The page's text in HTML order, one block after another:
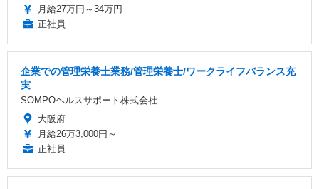
月給27万円～34万円
正社員
企業での管理栄養士業務/管理栄養士/ワークライフバランス充
実
SOMPOヘルスサポート株式会社
大阪府
月給26万3,000円～
正社員